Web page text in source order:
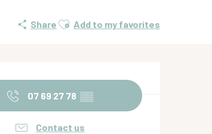
Share Ajouter aux favoris
Add to my favorites
hours & contact
07 69 27 78 ▒▒
Contact us